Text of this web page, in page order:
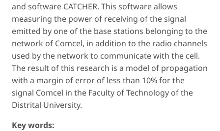
and software CATCHER. This software allows
measuring the power of receiving of the signal
emitted by one of the base stations belonging to the
network of Comcel, in addition to the radio channels
used by the network to communicate with the cell.
The result of this research is a model of propagation
with a margin of error of less than 10% for the
signal Comcel in the Faculty of Technology of the
Distrital University.
Key words: